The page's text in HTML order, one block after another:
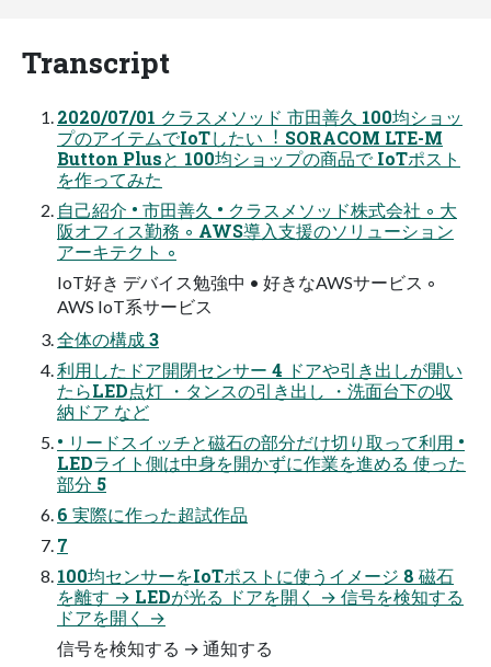
Transcript
2020/07/01 クラスメソッド 市⽥善久 100均ショッ
プのアイテムでIoTしたい︕ SORACOM LTE-M
Button Plusと 100均ショップの商品で IoTポスト
を作ってみた
⾃⼰紹介 • 市⽥善久 • クラスメソッド株式会社 ◦ ⼤
阪オフィス勤務 ◦ AWS導⼊⽀援のソリューション
アーキテクト ◦
IoT好き デバイス勉強中 • 好きなAWSサービス ◦
AWS IoT系サービス
全体の構成 3
利⽤したドア開閉センサー 4 ドアや引き出しが開い
たらLED点灯 ・タンスの引き出し ・洗⾯台下の収
納ドア など
• リードスイッチと磁⽯の部分だけ切り取って利⽤ •
LEDライト側は中⾝を開かずに作業を進める 使った
部分 5
6 実際に作った超試作品
7
100均センサーをIoTポストに使うイメージ 8 磁⽯
を離す → LEDが光る ドアを開く → 信号を検知する
ドアを開く →
信号を検知する → 通知する